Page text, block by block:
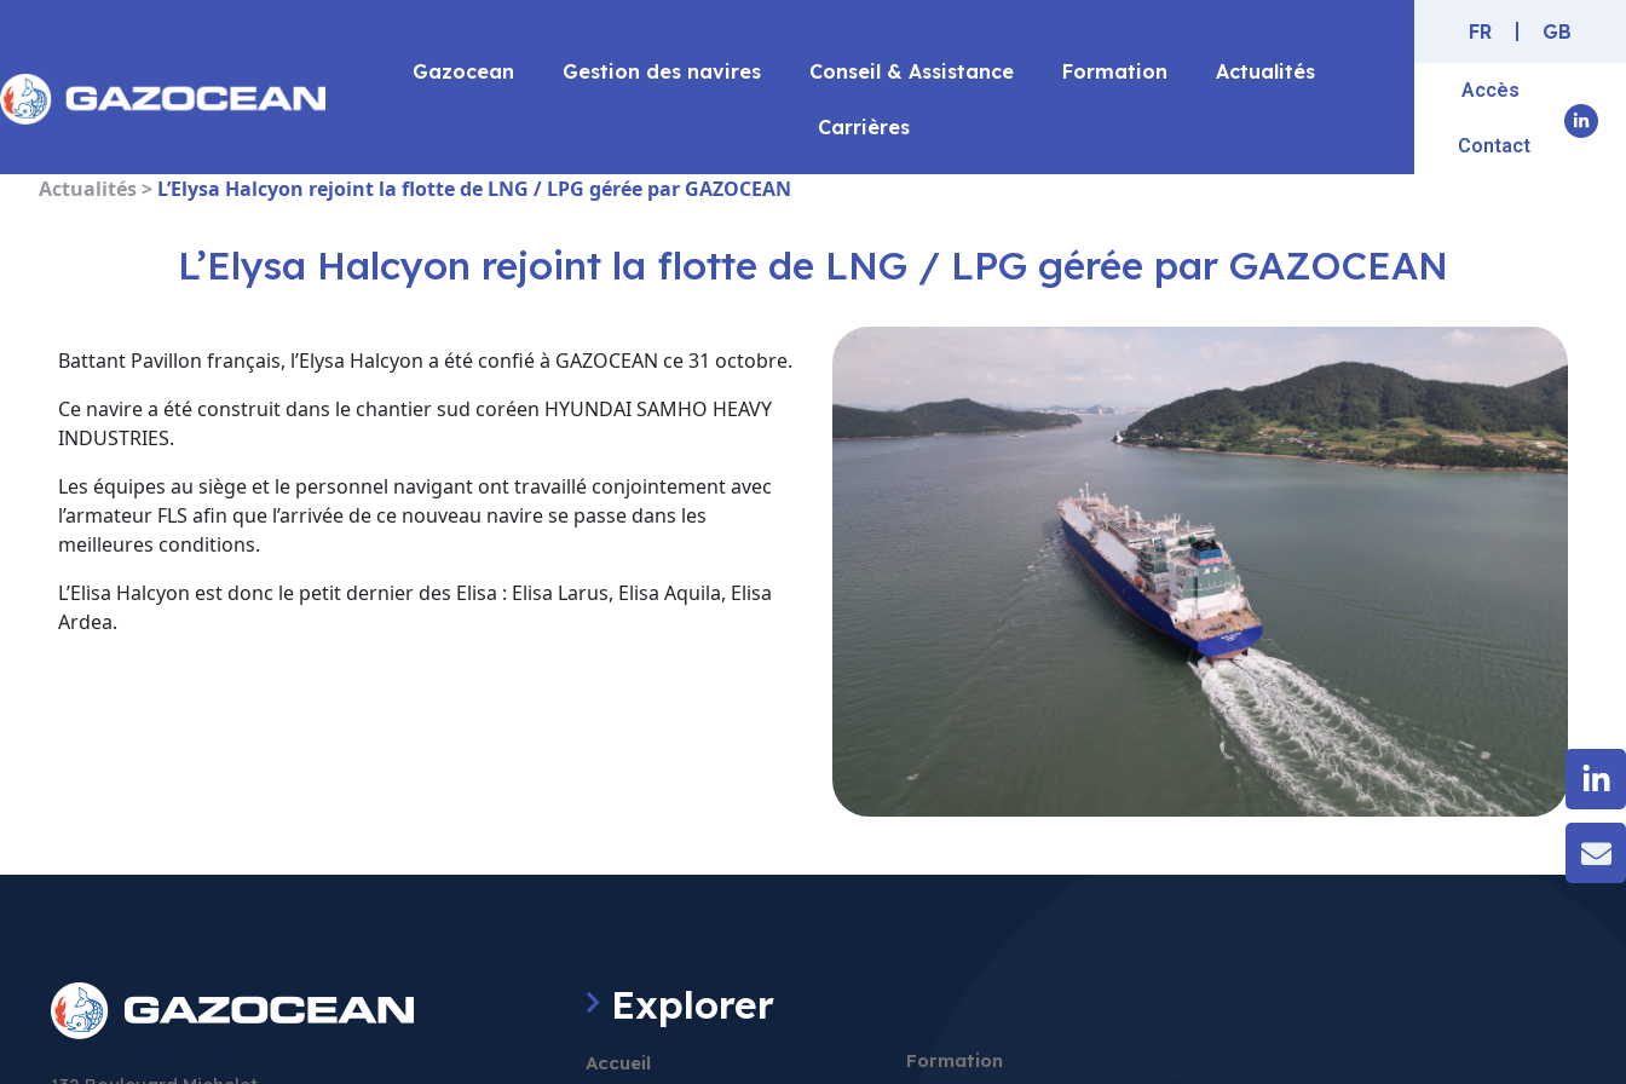
Gazocean Gestion des navires Conseil & Assistance Formation Actualités
Carrières
FR GB
Accès
Contact
Actualités > L’Elysa Halcyon rejoint la flotte de LNG / LPG gérée par GAZOCEAN
L’Elysa Halcyon rejoint la flotte de LNG / LPG gérée par GAZOCEAN
Battant Pavillon français, l’Elysa Halcyon a été confié à GAZOCEAN ce 31 octobre.
Ce navire a été construit dans le chantier sud coréen HYUNDAI SAMHO HEAVY
INDUSTRIES.
Les équipes au siège et le personnel navigant ont travaillé conjointement avec
l’armateur FLS afin que l’arrivée de ce nouveau navire se passe dans les
meilleures conditions.
L’Elisa Halcyon est donc le petit dernier des Elisa : Elisa Larus, Elisa Aquila, Elisa
Ardea.
Explorer
Accueil Formation